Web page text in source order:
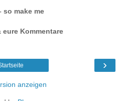
so make me
Kommentare
›
anzeigen